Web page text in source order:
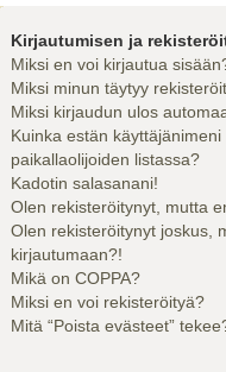
Kirjautumisen ja
Miksi en voi kirjautua
Miksi minun täytyy
Miksi kirjaudun ulos
Kuinka estän
paikallaolijoiden listassa?
Kadotin salasanani!
Olen rekisteröitynyt, mutta
Olen rekisteröitynyt joskus,
kirjautumaan?!
Mikä on COPPA?
Miksi en voi rekisteröityä?
Mitä “Poista evästeet”